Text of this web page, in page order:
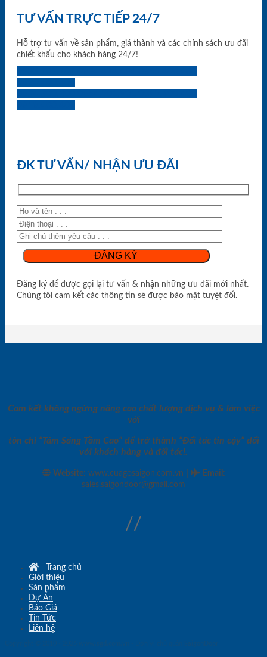
TƯ VẤN TRỰC TIẾP 24/7
Hỗ trợ tư vấn về sản phẩm, giá thành và các chính sách ưu đãi
chiết khấu cho khách hàng 24/7!
ĐK TƯ VẤN/ NHẬN ƯU ĐÃI
Đăng ký để được gọi lại tư vấn & nhận những ưu đãi mới nhất.
Chúng tôi cam kết các thông tin sẽ được bảo mật tuyệt đối.
Cam kết không ngừng nâng cao chất lượng dịch vụ & làm việc
với
tôn chỉ “Tâm Sáng Tầm Cao” để trở thành “Đối tác tin cậy” đối
với khách hàng và đối tác!.
Website: www.cuagosaigon.com.vn Email :
sales.saigondoor@gmail.com
Trang chủ
Giới thiệu
Sản phẩm
Dự Án
Báo Giá
Tin Tức
Liên hệ